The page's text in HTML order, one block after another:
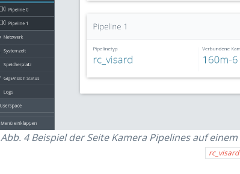
Abb. 4Beispiel der SeiteKamera Pipelinesauf einem
rc_visard